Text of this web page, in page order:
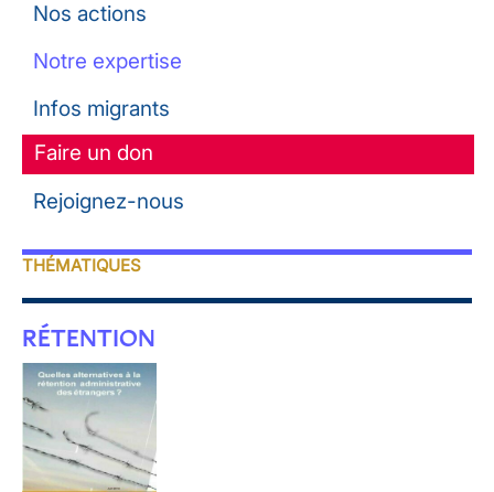
Nos actions
Notre expertise
Infos migrants
Faire un don
Rejoignez-nous
THÉMATIQUES
RÉTENTION